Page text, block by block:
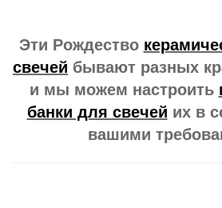
Эти Рождество
свечей бывают разных
и мы можем настроить
банки для свечей их в
вашими